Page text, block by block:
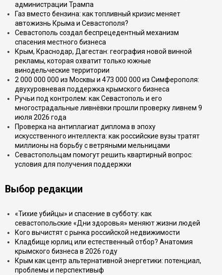
администрации Трампа
Газ вместо бензина: как топливный кризис меняет
автожизнь Крыма и Севастополя?
Севастополь создал беспрецедентный механизм
спасения местного бизнеса
Крым, Краснодар, Дагестан: география новой винной
рекламы, которая охватит только южные
винодельческие территории
2 000 000 000 из Москвы и 473 000 000 из Симферополя:
двухуровневая поддержка крымского бизнеса
Ручьи под контролем: как Севастополь и его
многострадальные ливнёвки прошли проверку ливнем 9
июля 2026 года
Проверка на антиплагиат диплома в эпоху
искусственного интеллекта: как российские вузы тратят
миллионы на борьбу с ветряными мельницами
Севастопольцам помогут решить квартирный вопрос:
условия для получения поддержки
Выбор редакции
«Тихие убийцы» и спасение в субботу: как
севастопольские «Дни здоровья» меняют жизни людей
Кого вычистят с рынка российской недвижимости
Кладбище юрлиц или естественный отбор? Анатомия
крымского бизнеса в 2026 году
Крым как центр альтернативной энергетики: потенциал,
проблемы и перспективыф